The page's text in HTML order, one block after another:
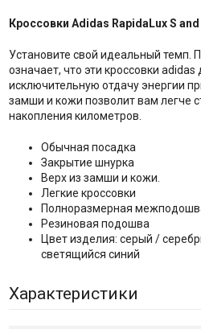
Кроссовки Adidas RapidaLux S and
Установите свой идеальный темп.
означает, что эти кроссовки
исключительную отдачу энергии
замши и кожи позволит вам легче
накопления километров.
Обычная посадка
Закрытие шнурка
Верх из замши и кожи.
Легкие кроссовки
Полноразмерная
Резиновая подошва
Цвет изделия: серый /
светящийся синий
Характеристики